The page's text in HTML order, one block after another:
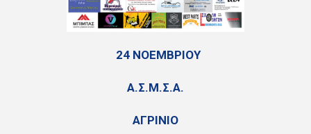
24 ΝΟΕΜΒΡΙΟΥ
Α.Σ.Μ.Σ.Α.
ΑΓΡΙΝΙΟ